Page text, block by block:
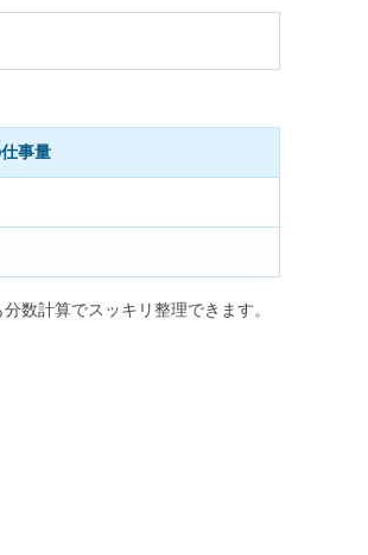
事量
数計算でスッキリ整理できます。